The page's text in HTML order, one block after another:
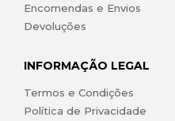
Encomendas e Envios
Devoluções
INFORMAÇÃO LEGAL
Termos e Condições
Política de Privacidade